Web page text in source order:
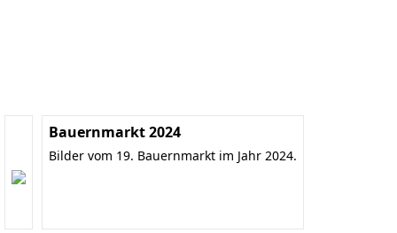
Bauernmarkt 2024
Bilder vom 19. Bauernmarkt im Jahr 2024.